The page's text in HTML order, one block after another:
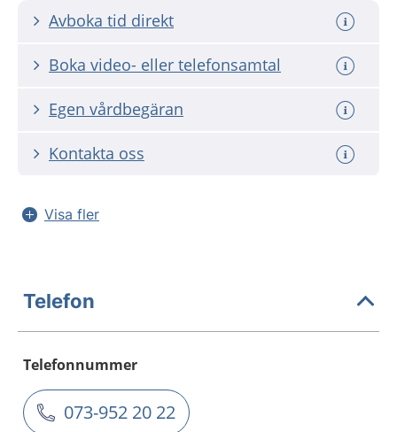
Avboka tid direkt
Boka video- eller telefonsamtal
Egen vårdbegäran
Kontakta oss
Visa fler
Telefon
Telefonnummer
073-952 20 22